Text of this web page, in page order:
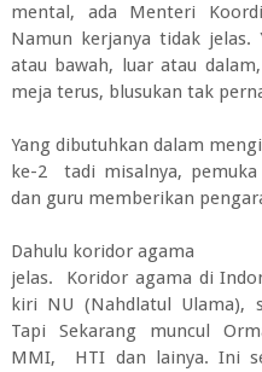
mental, ada Menteri
Namun kerjanya tidak
atau bawah, luar atau
meja terus, blusukan tak
Yang dibutuhkan dalam
ke-2 tadi misalnya,
dan guru memberikan
Dahulu koridor agama
jelas. Koridor agama di
kiri NU (Nahdlatul Ulama),
Tapi Sekarang muncul
MMI, HTI dan lainya. Ini